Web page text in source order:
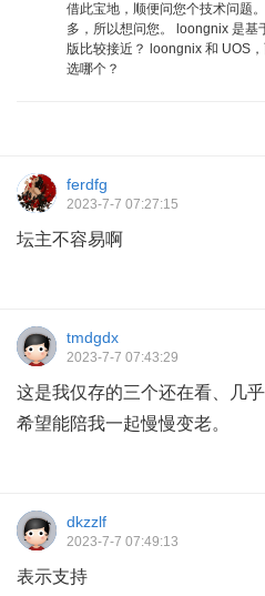
借此宝地，顺便问您个技术问题
多，所以想问您。 loongnix 是
版比较接近？ loongnix 和 UOS
选哪个？
ferdfg
2023-7-7 07:27:15
坛主不容易啊
tmdgdx
2023-7-7 07:43:29
这是我仅存的三个还在看、几
希望能陪我一起慢慢变老。
dkzzlf
2023-7-7 07:49:13
表示支持